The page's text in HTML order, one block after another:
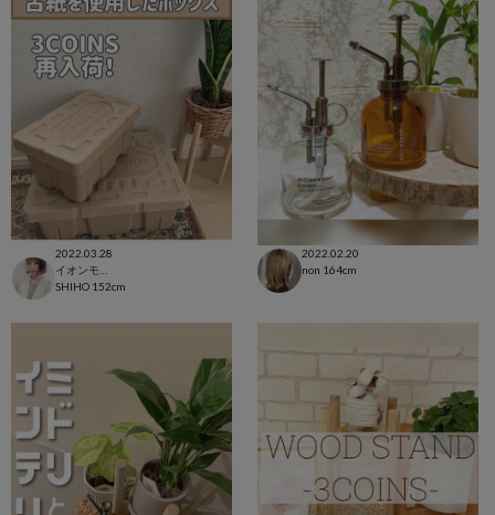
2022.03.28
SHIHO 152cm
2022.02.20
non 164cm